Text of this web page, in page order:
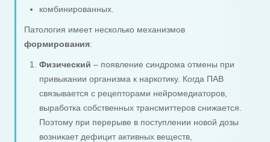
комбинированных.
Патология имеет несколько механизмов
формирования:
Физический – появление синдрома отмены при
привыкании организма к наркотику. Когда ПАВ
связывается с рецепторами нейромедиаторов,
выработка собственных трансмиттеров снижается.
Поэтому при перерыве в поступлении новой дозы
возникает дефицит активных веществ,